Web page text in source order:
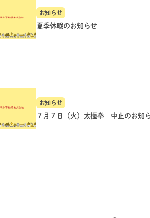
お知らせ
夏季休暇のお知らせ
お知らせ
７月７日（火）太極拳 中止のお知